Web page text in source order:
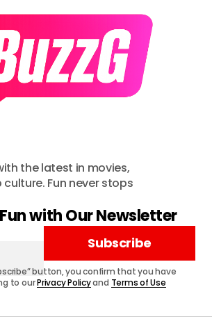
the latest in movies,
Fun never stops
with Our Newsletter
Subscribe
button, you confirm that you have
to ourPrivacy Policyand Terms of Use